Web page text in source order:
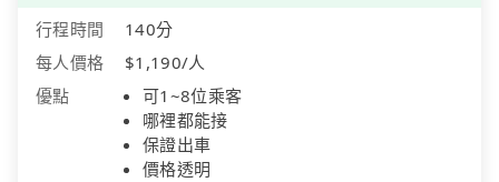
行程時間
140分
每人價格
$1,190/人
優點
可1~8位乘客
哪裡都能接
保證出車
價格透明